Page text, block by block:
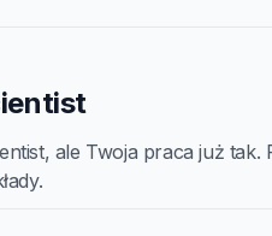
ale Twoja praca już tak.